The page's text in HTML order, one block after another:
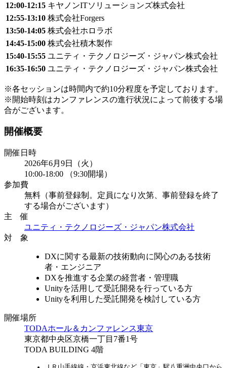
12:00-12:15 キヤノンITソリューションズ株式会社
12:55-13:10 株式会社Forgers
13:50-14:05 株式会社ホロラボ
14:45-15:00 株式会社積木製作
15:40-15:55 ユニティ・テクノロジーズ・ジャパン株式会社
16:35-16:50 ユニティ・テクノロジーズ・ジャパン株式会社
※各セッションは時間内で約10分程度を予定しております。
※開始時刻はカンファレンスの進行状況によって前後する場
合がございます。
開催概要
開催日時
2026年6月9日（火）
10:00-18:00 （9:30開場）
参加費​
無料（事前登録制。定員になり次第、事前登録を終了
する場合がございます）
主 催
ユニティ・テクノロジーズ・ジャパン株式会社
対 象
DXに関する最新の技術動向に関心のある技術
者・エンジニア
DXを推進する企業の経営者・管理職
Unityを活用して受託開発を行っている方
Unityを利用した受託開発を検討している方
開催場所
TODAホール＆カンファレンス東京
東京都中央区京橋一丁目7番1号
TODA BUILDING 4階